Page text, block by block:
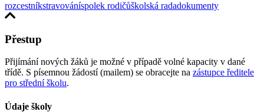
rozcestníkstravováníspolek rodičůškolská radadokumenty
Přestup
Přijímání nových žáků je možné v případě volné kapacity v dané
třídě. S písemnou žádostí (mailem) se obracejte na zástupce ředitele
pro střední školu.
Údaje školy